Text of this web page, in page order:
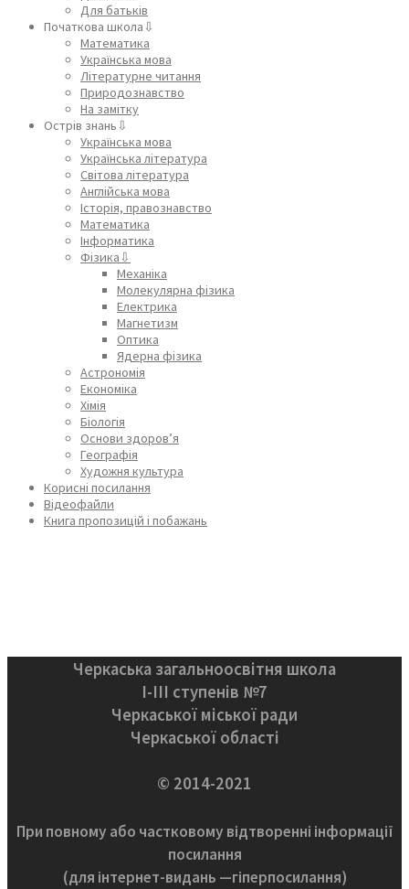
Для батьків
Початкова школа⇩
Математика
Українська мова
Літературне читання
Природознавство
На замітку
Острів знань⇩
Українська мова
Українська література
Світова література
Англійська мова
Історія, правознавство
Математика
Інформатика
Фізика⇩
Механіка
Молекулярна фізика
Електрика
Магнетизм
Оптика
Ядерна фізика
Астрономія
Економіка
Хімія
Біологія
Основи здоров’я
Географія
Художня культура
Корисні посилання
Відеофайли
Книга пропозицій і побажань
Черкаська загальноосвітня школа
І-ІІІ ступенів №7
Черкаської міської ради
Черкаської області
© 2014-2021
При повному або частковому відтворенні інформації
посилання
(для інтернет-видань —гіперпосилання)